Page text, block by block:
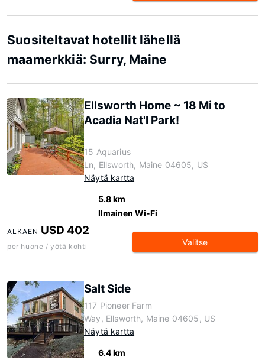
Suositeltavat hotellit lähellä
maamerkkiä: Surry, Maine
Ellsworth Home ~ 18 Mi to
Acadia Nat'l Park!
15 Aquarius
Ln, Ellsworth, Maine 04605, US
Näytä kartta
5.8 km
Ilmainen Wi-Fi
ALKAEN USD 402
per huone / yötä kohti Valitse
Salt Side
117 Pioneer Farm
Way, Ellsworth, Maine 04605, US
Näytä kartta
6.4 km